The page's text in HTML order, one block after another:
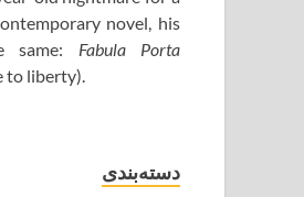
novel, his
same: Fabula Porta
to liberty).
دسته‌بندی